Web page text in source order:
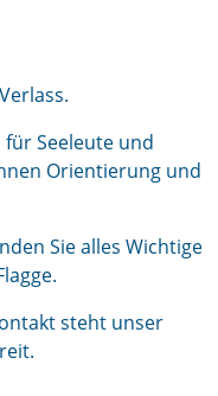
Seeleute und
Orientierung und
Sie alles Wichtige
steht unser